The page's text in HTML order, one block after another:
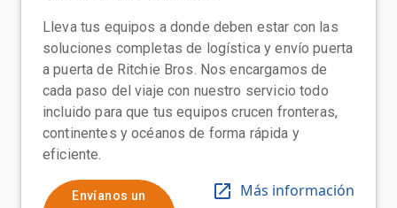
Lleva tus equipos a donde deben estar con las
soluciones completas de logística y envío puerta
a puerta de Ritchie Bros. Nos encargamos de
cada paso del viaje con nuestro servicio todo
incluido para que tus equipos crucen fronteras,
continentes y océanos de forma rápida y
eficiente.
Envíanos un
Más información